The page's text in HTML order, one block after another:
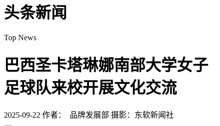
头条新闻
Top News
巴西圣卡塔琳娜南部大学女子
足球队来校开展文化交流
2025-09-22 作者： 品牌发展部 摄影：东软新闻社